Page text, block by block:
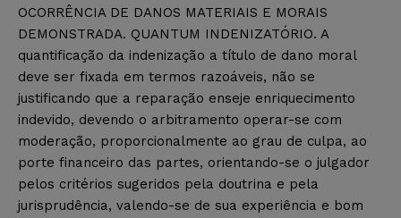
OCORRÊNCIA DE DANOS MATERIAIS E MORAIS
DEMONSTRADA. QUANTUM INDENIZATÓRIO. A
quantificação da indenização a título de dano moral
deve ser fixada em termos razoáveis, não se
justificando que a reparação enseje enriquecimento
indevido, devendo o arbitramento operar-se com
moderação, proporcionalmente ao grau de culpa, ao
porte financeiro das partes, orientando-se o julgador
pelos critérios sugeridos pela doutrina e pela
jurisprudência, valendo-se de sua experiência e bom